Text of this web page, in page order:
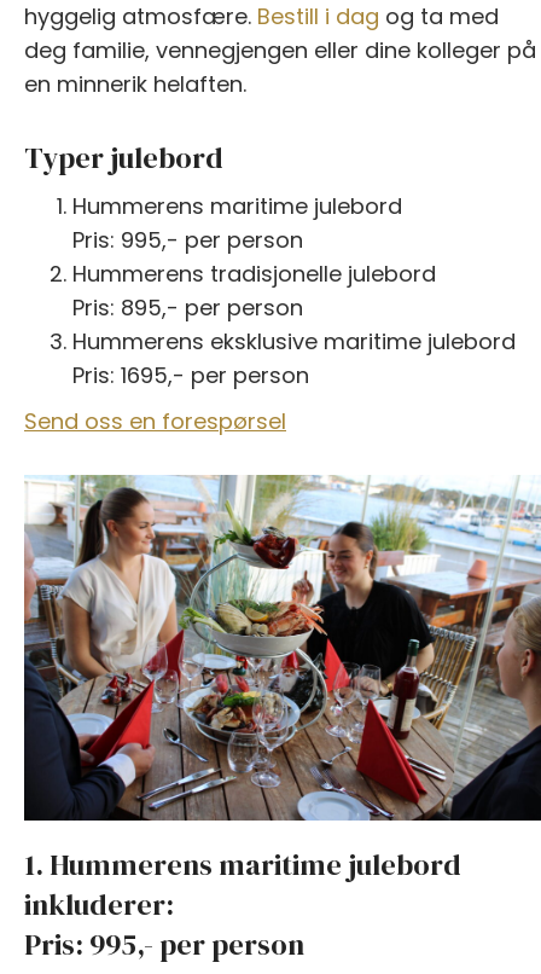
hyggelig atmosfære. Bestill i dag og ta med
deg familie, vennegjengen eller dine kolleger på
en minnerik helaften.
Typer julebord
Hummerens maritime julebord
Pris: 995,- per person
Hummerens tradisjonelle julebord
Pris: 895,- per person
Hummerens eksklusive maritime julebord
Pris: 1695,- per person
Send oss en forespørsel
1. Hummerens maritime julebord
inkluderer:
Pris: 995,- per person